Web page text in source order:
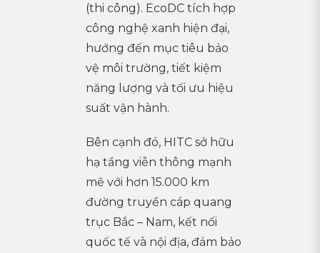
(thi công). EcoDC tích hợp
công nghệ xanh hiện đại,
hướng đến mục tiêu bảo
vệ môi trường, tiết kiệm
năng lượng và tối ưu hiệu
suất vận hành.
Bên cạnh đó, HITC sở hữu
hạ tầng viễn thông mạnh
mẽ với hơn 15.000 km
đường truyền cáp quang
trục Bắc – Nam, kết nối
quốc tế và nội địa, đảm bảo